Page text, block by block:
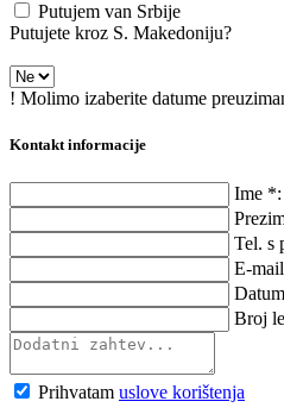
Putujem van Srbije
Putujete kroz S. Makedoniju?
! Molimo izaberite datume
Kontakt informacije
Ime *:
Tel. s
E-
Broj
Prihvatam uslove korištenja